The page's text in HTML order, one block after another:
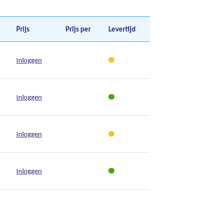
Prijs Prijs per Levertijd
Inloggen
Inloggen
Inloggen
Inloggen